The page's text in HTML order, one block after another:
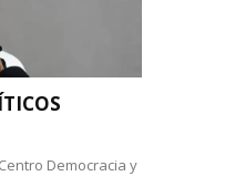
Democracia y